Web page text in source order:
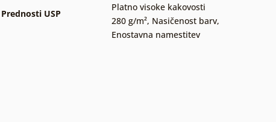
Prednosti USP
Platno visoke kakovosti
280 g/m², Nasičenost barv,
Enostavna namestitev